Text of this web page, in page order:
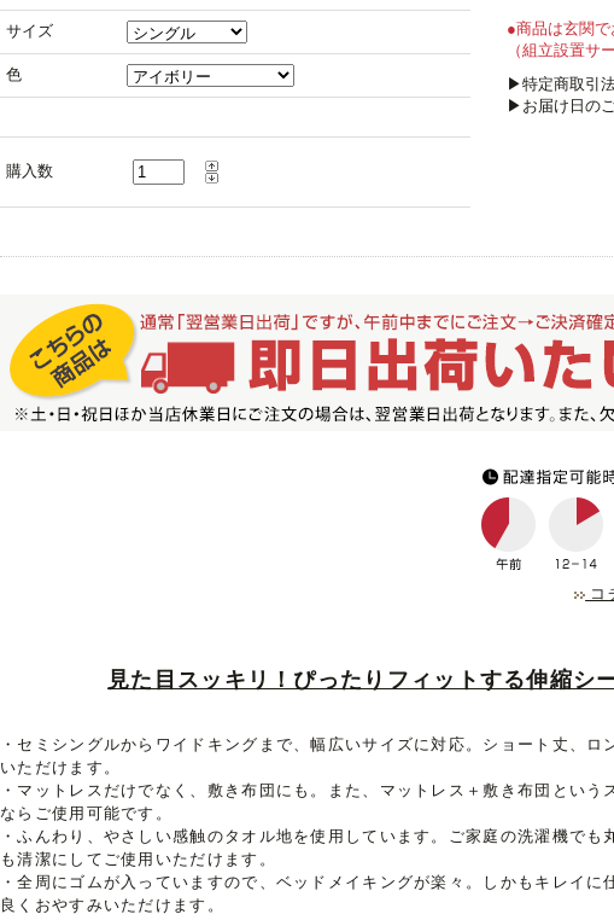
サイズ
色
購入数
●商品は玄関で
（組立設置サ
▶特定商取引
▶お届け日の
コ
見た目スッキリ！ぴったりフィットする伸縮シ
・セミシングルからワイドキングまで、幅広いサイズに対応。ショート丈、ロ
いただけます。
・マットレスだけでなく、敷き布団にも。また、マットレス＋敷き布団という
ならご使用可能です。
・ふんわり、やさしい感触のタオル地を使用しています。ご家庭の洗濯機でも
も清潔にしてご使用いただけます。
・全周にゴムが入っていますので、ベッドメイキングが楽々。しかもキレイに
良くおやすみいただけます。